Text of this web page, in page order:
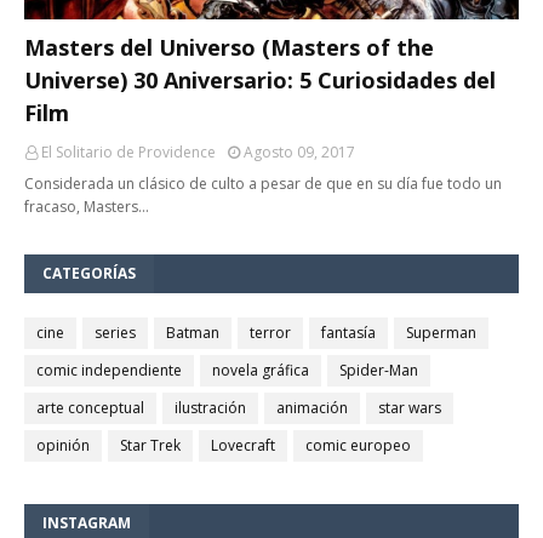
Masters del Universo (Masters of the
Universe) 30 Aniversario: 5 Curiosidades del
Film
El Solitario de Providence
Agosto 09, 2017
Considerada un clásico de culto a pesar de que en su día fue todo un
fracaso, Masters…
CATEGORÍAS
cine series Batman terror fantasía
Superman
comic independiente
novela gráfica
Spider-Man
arte conceptual
ilustración animación
star wars
opinión
Star Trek Lovecraft comic europeo
INSTAGRAM